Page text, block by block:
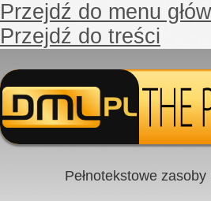
Przejdź do menu
Przejdź do treści
Pełnotekstowe